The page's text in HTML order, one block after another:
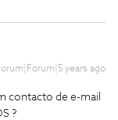
years ago
contacto de e-mail
?